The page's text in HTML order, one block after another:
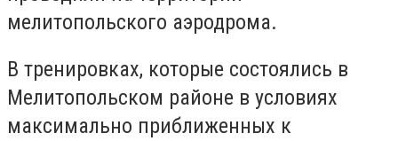
мелитопольского аэродрома.
В тренировках, которые состоялись в
Мелитопольском районе в условиях
максимально приближенных к